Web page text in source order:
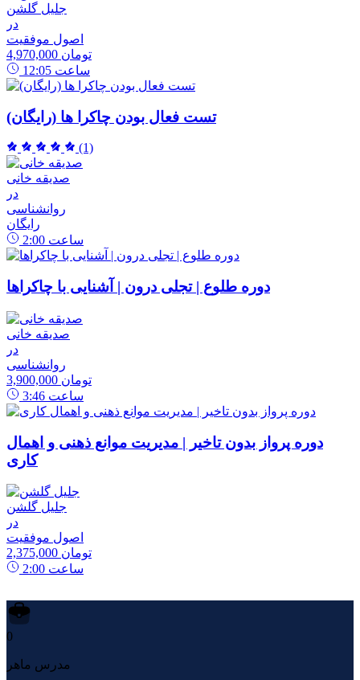
جلیل گلشن
در
اصول موفقیت
4,970,000 تومان
12:05 ساعت
تست فعال بودن چاکرا ها (رایگان)
(1)
صدیقه خانی
در
روانشناسی
رایگان
2:00 ساعت
دوره طلوع | تجلی درون | آشنایی با چاکراها
صدیقه خانی
در
روانشناسی
3,900,000 تومان
3:46 ساعت
دوره پرواز بدون تاخیر | مدیریت موانع ذهنی و اهمال
کاری
جلیل گلشن
در
اصول موفقیت
2,375,000 تومان
2:00 ساعت
0
مدرس ماهر